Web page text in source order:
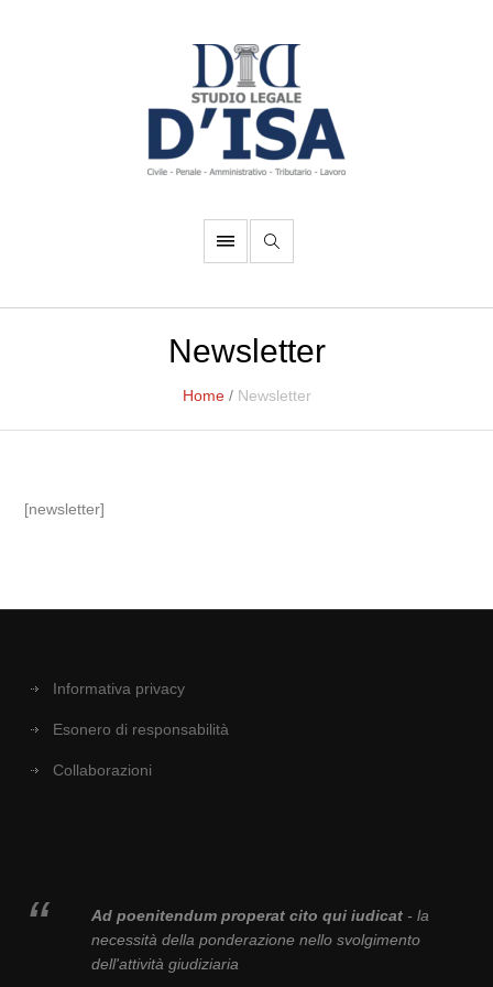
Newsletter
Home / Newsletter
[newsletter]
Informativa privacy
Esonero di responsabilità
Collaborazioni
Ad poenitendum properat cito qui iudicat- la
necessità della ponderazione nello svolgimento
dell'attività giudiziaria